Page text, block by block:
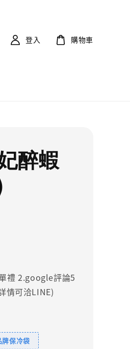
登入 購物車
醉蝦
禮 2.google評論5
情可洽LINE)
保冷袋